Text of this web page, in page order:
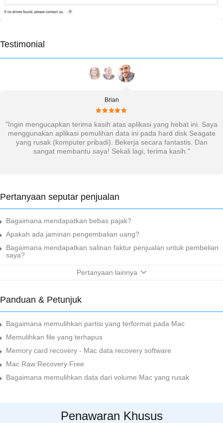
Testimonial
Brian
"Ingin mengucapkan terima kasih atas aplikasi yang hebat ini. Saya
menggunakan aplikasi pemulihan data ini pada hard disk Seagate
yang rusak (komputer pribadi). Bekerja secara fantastis. Dan
sangat membantu saya! Sekali lagi, terima kasih."
Pertanyaan seputar penjualan
Bagaimana mendapatkan bebas pajak?
Apakah ada jaminan pengembalian uang?
Bagaimana mendapatkan salinan faktur penjualan untuk pembelian
saya?
Pertanyaan lainnya
Panduan & Petunjuk
Bagaimana memulihkan partisi yang terformat pada Mac
Memulihkan file yang terhapus
Memory card recovery - Mac data recovery software
Mac Raw Recovery Free
Bagaimana memulihkan data dari volume Mac yang rusak
Penawaran Khusus